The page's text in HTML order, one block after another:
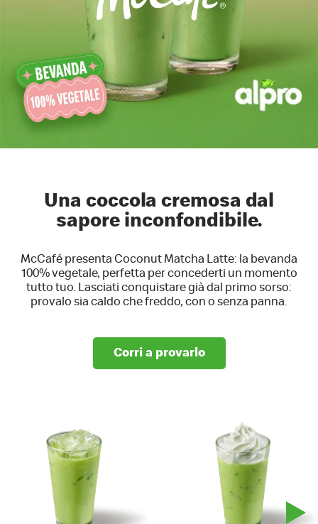
Una coccola cremosa dal
sapore inconfondibile.
McCafé presenta Coconut Matcha Latte: la bevanda
100%vegetale, perfetta per concederti un momento
tutto tuo.
Lasciati conquistare già dal primo sorso:
provalo sia caldo che freddo, con o senza panna.
Corri a provarlo